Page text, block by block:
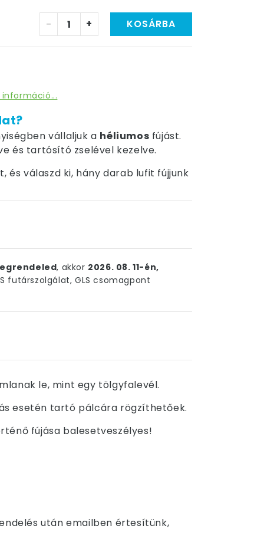
- + KOSÁRBA
vállaljuk a héliumos fújást.
és tartósító zselével kezelve.
és válaszd ki, hány darab lufit fújjunk
, akkor 2026. 08. 11-én,
futárszolgálat, GLS csomagpont
le, mint egy tölgyfalevél.
esetén tartó pálcára rögzíthetőek.
fújása balesetveszélyes!
után emailben értesítünk,